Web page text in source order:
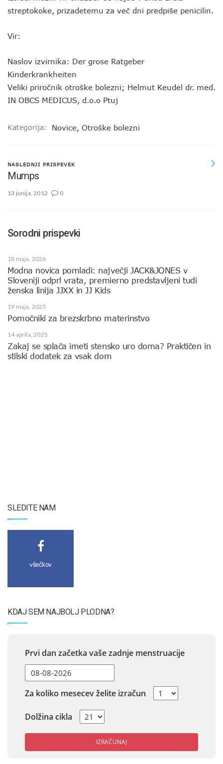
streptokoke, prizadetemu za več dni predpiše penicilin.
Vir:
Naslov izvirnika: Der grose Ratgeber
Kinderkrankheiten
Veliki priročnik otroške bolezni; Helmut Keudel dr. med.
IN OBCS MEDICUS, d.o.o Ptuj
Kategorija: Novice, Otroške bolezni
NASLEDNJI PRISPEVEK
Mumps
13 junija, 2012 0
Sorodni prispevki
18 maja, 2026
Modna novica pomladi: največji JACK&JONES v
Sloveniji odprl vrata, premierno predstavljeni tudi
ženska linija JJXX in JJ Kids
19 maja, 2025
Pomočniki za brezskrbno materinstvo
14 aprila, 2025
Zakaj se splača imeti stensko uro doma? Praktičen in
stilski dodatek za vsak dom
SLEDITE NAM
všečkov
KDAJ SEM NAJBOLJ PLODNA?
Prvi dan začetka vaše zadnje menstruacije
Za koliko mesecev želite izračun
Dolžina cikla
IZRAČUNAJ